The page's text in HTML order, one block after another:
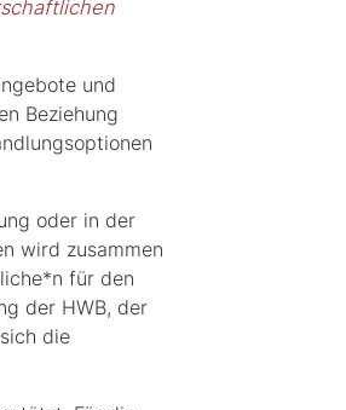
und
Beziehung
oder in der
wird zusammen
für den
der HWB, der
die